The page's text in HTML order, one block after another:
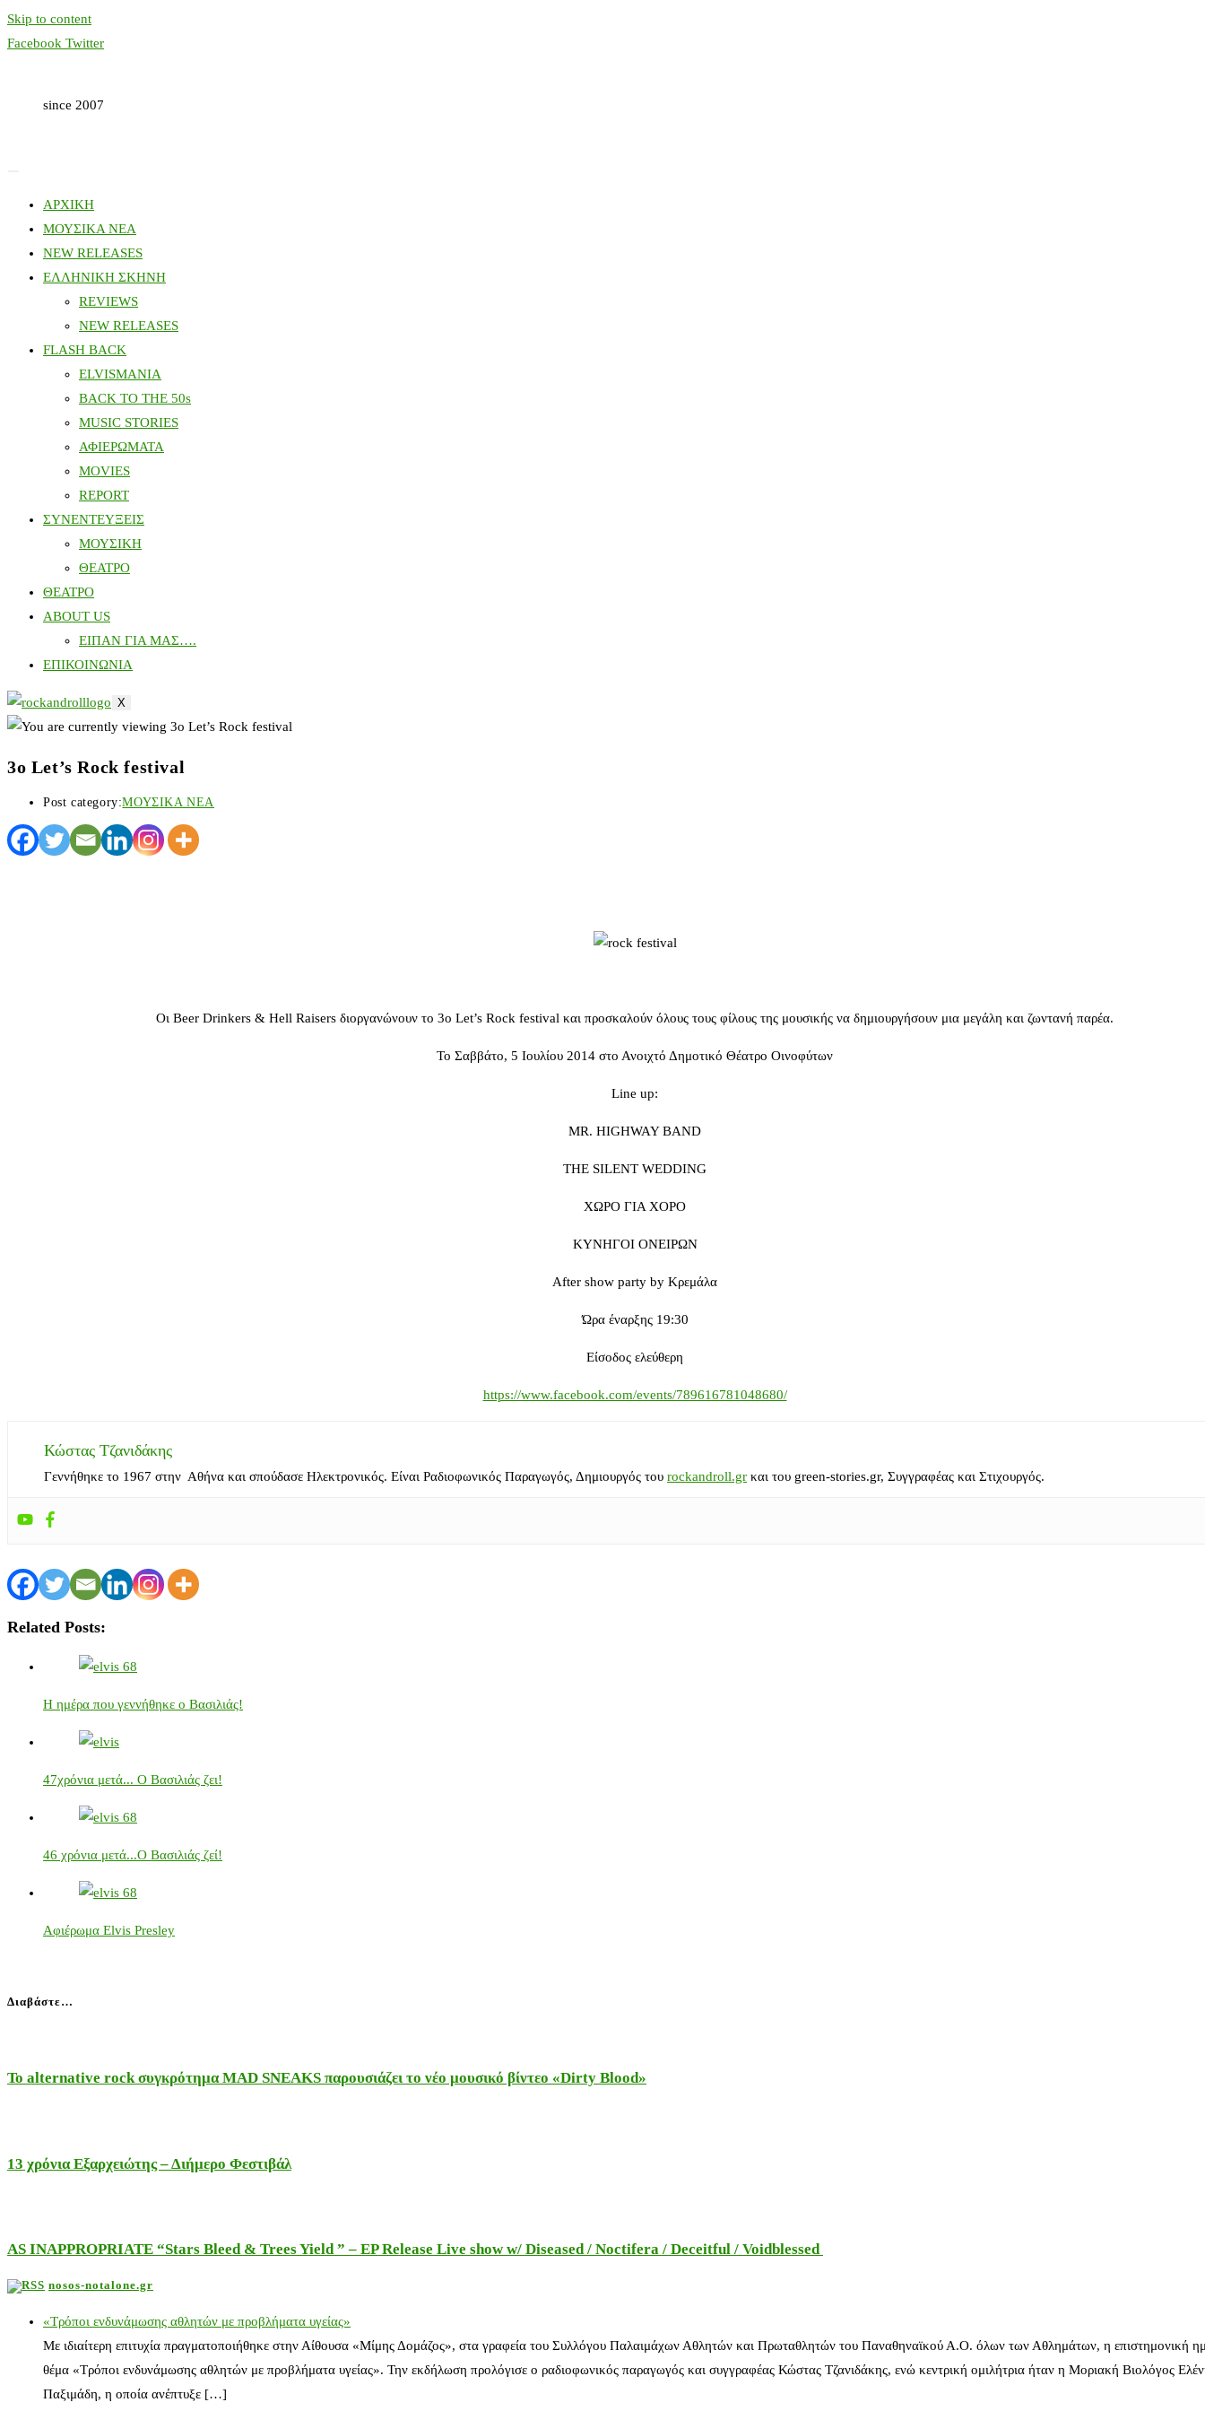
Skip to content
Facebook Twitter
since 2007
ΑΡΧΙΚΗ
ΜΟΥΣΙΚΑ ΝΕΑ
NEW RELEASES
ΕΛΛΗΝΙΚΗ ΣΚΗΝΗ
REVIEWS
NEW RELEASES
FLASH BACK
ELVISMANIA
BACK TO THE 50s
MUSIC STORIES
ΑΦΙΕΡΩΜΑΤΑ
MOVIES
REPORT
ΣΥΝΕΝΤΕΥΞΕΙΣ
ΜΟΥΣΙΚΗ
ΘΕΑΤΡΟ
ΘΕΑΤΡΟ
ABOUT US
ΕΙΠΑΝ ΓΙΑ ΜΑΣ….
ΕΠΙΚΟΙΝΩΝΙΑ
X
3ο Let’s Rock festival
Post category:ΜΟΥΣΙΚΑ ΝΕΑ
Οι Beer Drinkers & Hell Raisers διοργανώνουν το 3ο Let’s Rock festival και προσκαλούν όλους τους φίλους της μουσικής να δημιουργήσουν μια μεγάλη και ζωντανή παρέα.
Το Σαββάτο, 5 Ιουλίου 2014 στο Ανοιχτό Δημοτικό Θέατρο Οινοφύτων
Line up:
MR. HIGHWAY BAND
THE SILENT WEDDING
ΧΩΡΟ ΓΙΑ ΧΟΡΟ
ΚΥΝΗΓΟΙ ΟΝΕΙΡΩΝ
After show party by Κρεμάλα
Ώρα έναρξης 19:30
Είσοδος ελεύθερη
https://www.facebook.com/events/789616781048680/
Κώστας Τζανιδάκης
Γεννήθηκε το 1967 στην Αθήνα και σπούδασε Ηλεκτρονικός. Είναι Ραδιοφωνικός Παραγωγός, Δημιουργός του rockandroll.gr και του green-stories.gr, Συγγραφέας και Στιχουργός.
Related Posts:
Η ημέρα που γεννήθηκε ο Βασιλιάς!
47χρόνια μετά... Ο Βασιλιάς ζει!
46 χρόνια μετά...Ο Βασιλιάς ζεί!
Αφιέρωμα Elvis Presley
Διαβάστε…
Το alternative rock συγκρότημα MAD SNEAKS παρουσιάζει το νέο μουσικό βίντεο «Dirty Blood»
13 χρόνια Εξαρχειώτης – Διήμερο Φεστιβάλ
AS INAPPROPRIATE “Stars Bleed & Trees Yield ” – EP Release Live show w/ Diseased / Noctifera / Deceitful / Voidblessed
nosos-notalone.gr
«Τρόποι ενδυνάμωσης αθλητών με προβλήματα υγείας»
Με ιδιαίτερη επιτυχία πραγματοποιήθηκε στην Αίθουσα «Μίμης Δομάζος», στα γραφεία του Συλλόγου Παλαιμάχων Αθλητών και Πρωταθλητών του Παναθηναϊκού Α.Ο. όλων των Αθλημάτων, η επιστημονική
θέμα «Τρόποι ενδυνάμωσης αθλητών με προβλήματα υγείας». Την εκδήλωση προλόγισε ο ραδιοφωνικός παραγωγός και συγγραφέας Κώστας Τζανιδάκης, ενώ κεντρική ομιλήτρια ήταν η Μοριακή Βιολόγος
Παξιμάδη, η οποία ανέπτυξε […]